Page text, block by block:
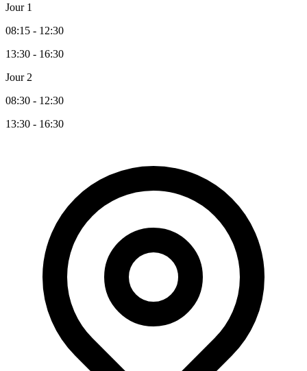
Jour 1
08:15 - 12:30
13:30 - 16:30
Jour 2
08:30 - 12:30
13:30 - 16:30